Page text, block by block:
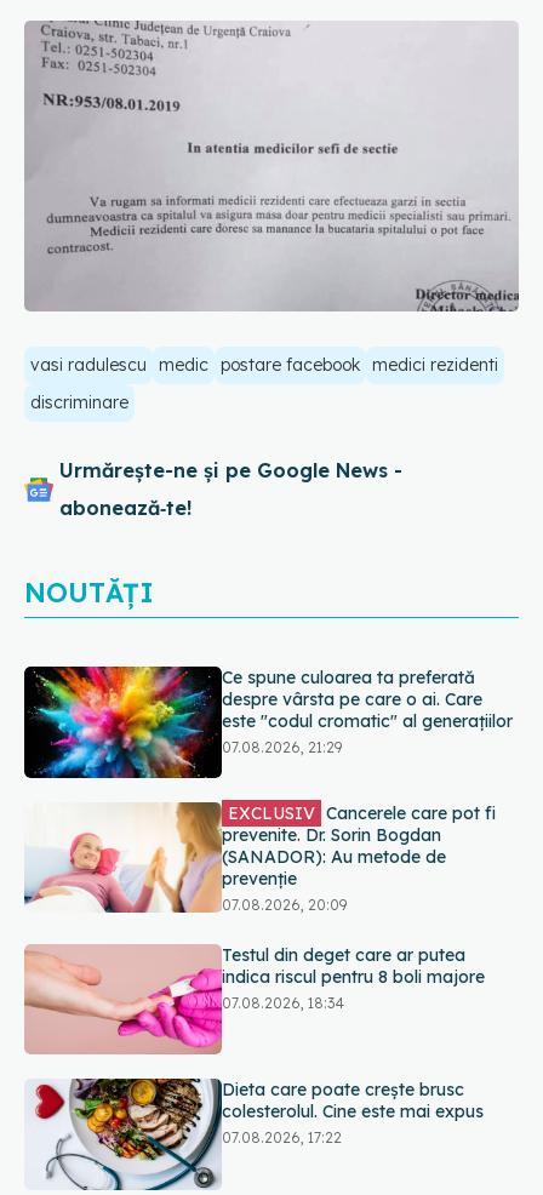
vasi radulescu medic postare facebook medici rezidenti
discriminare
Urmărește-ne și pe Google News -
abonează‑te!
NOUTĂȚI
EXCLUSIV Cancerele care pot fi
prevenite. Dr. Sorin Bogdan
(SANADOR): Au metode de
prevenție
Testul din deget care ar putea
indica riscul pentru 8 boli majore
07.08.2026, 18:34
Dieta care poate crește brusc
colesterolul. Cine este mai expus
07.08.2026, 17:22
PNRR: 174 de milioane de lei pentru
sănătate într-o singură săptămână.
Ce spitale primesc bani